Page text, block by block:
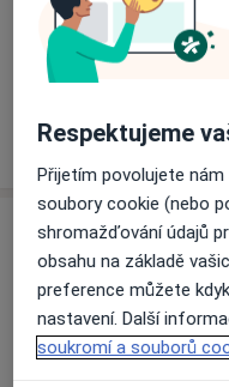
Dostupnost
Na této adrese
Co mám v takové
Názory
Respektujeme
Přijetím povolujete
soubory cookie (nebo
shromažďování údajů
obsahu na základě
preference můžete
nastavení. Další
soukromí a souborů